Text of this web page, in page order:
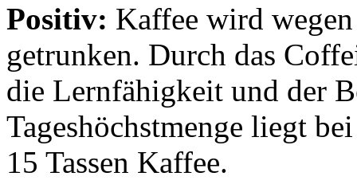
Positiv: Kaffee wird
getrunken. Durch das
die Lernfähigkeit und der
Tageshöchstmenge liegt
15 Tassen Kaffee.